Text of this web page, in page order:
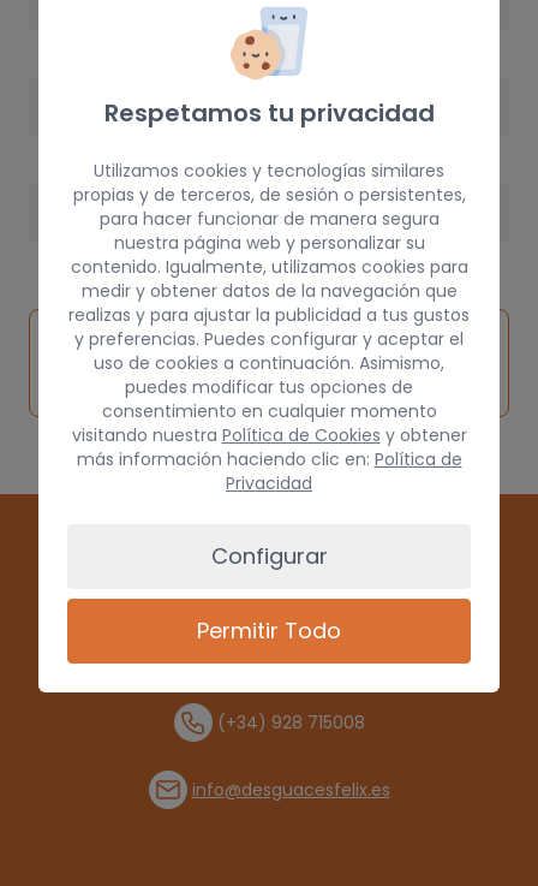
PESO
Inspeccionar
vehículo de
Solicitar
pieza
Consultar
por
(+34) 928 715008
info@desguacesfelix.es
Respetamos tu privacidad
Utilizamos cookies y tecnologías similares
propias y de terceros, de sesión o persistentes,
para hacer funcionar de manera segura
nuestra página web y personalizar su
contenido. Igualmente, utilizamos cookies para
medir y obtener datos de la navegación que
realizas y para ajustar la publicidad a tus gustos
y preferencias. Puedes configurar y aceptar el
uso de cookies a continuación. Asimismo,
puedes modificar tus opciones de
consentimiento en cualquier momento
visitando nuestra Política de Cookies y obtener
más información haciendo clic en: Política de
Privacidad
Configurar
Permitir Todo